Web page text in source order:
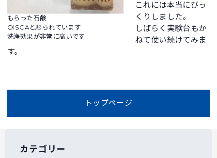
もらった石鹸
OISCAと彫られています
洗浄効果が非常に高いです
これには本当にびっ
くりしました。
しばらく実験台もか
ねて使い続けてみま
す。
トップページ
カテゴリー